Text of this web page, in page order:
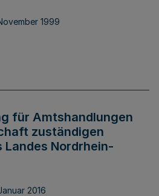
1999
für Amtshandlungen
zuständigen
Landes Nordrhein-
2016